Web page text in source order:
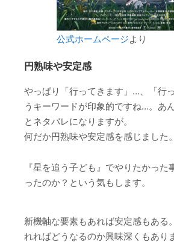
公式ホームページより
円熟味や安定感
やっぱり「行ってきます」…、「行
うキーワードが印象的ですね…。あ
とネタバレになりますが。
何だか円熟味や安定感を感じました。
『星を追う子ども』でやりたかった
ったのか？という気もします。
新機軸な要素もあれば安定感もある
れればどうなるのか興味深くもあり